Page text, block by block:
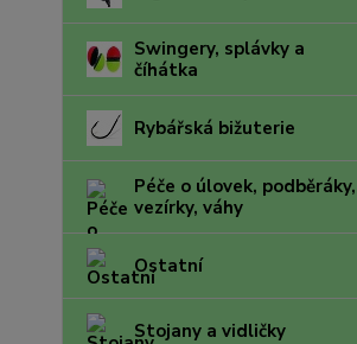
Swingery, splávky a
číhátka
Rybářská bižuterie
Péče o úlovek, podběráky,
vezírky, váhy
Ostatní
Stojany a vidličky